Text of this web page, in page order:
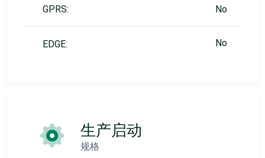
GPRS: No
EDGE: No
生产启动
规格